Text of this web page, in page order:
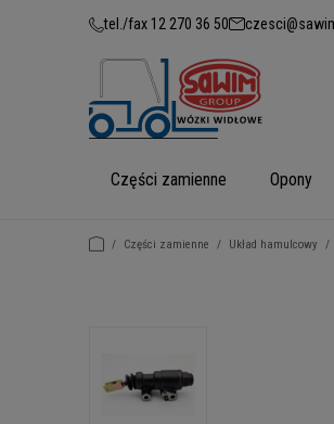
tel./fax 12 270 36 50
Części zamienne Opony
/ Części zamienne / Układ hamulcowy /